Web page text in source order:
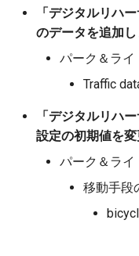
2026.01
デモアプリ
2025.12
What's Changed
制限事項「デジタルリハ
のデータを追加
パーク＆ライ
Traffic
「デジタルリハ
設定の初期値を
パーク＆ライ
移動手段